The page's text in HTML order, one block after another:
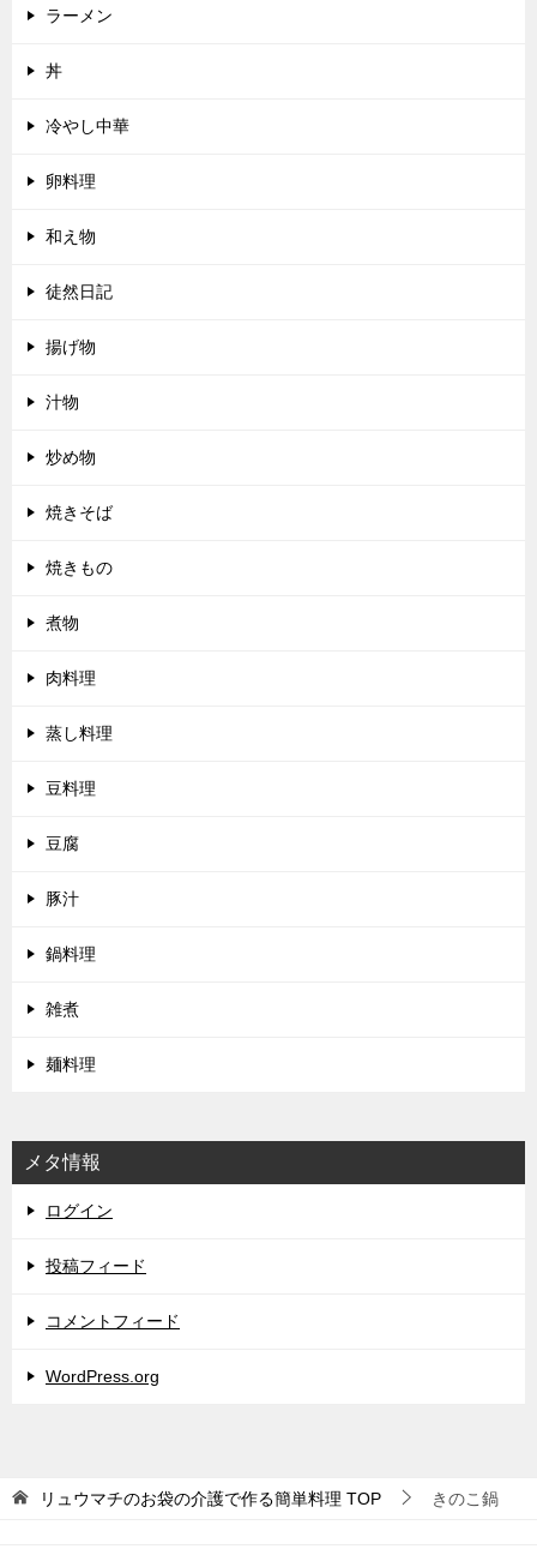
ラーメン
丼
冷やし中華
卵料理
和え物
徒然日記
揚げ物
汁物
炒め物
焼きそば
焼きもの
煮物
肉料理
蒸し料理
豆料理
豆腐
豚汁
鍋料理
雑煮
麺料理
メタ情報
ログイン
投稿フィード
コメントフィード
WordPress.org
リュウマチのお袋の介護で作る簡単料理 TOP きのこ鍋